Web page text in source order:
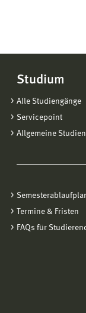
Studium
Alle Studiengänge
Servicepoint
Allgemeine
Termine & Fristen
FAQs für